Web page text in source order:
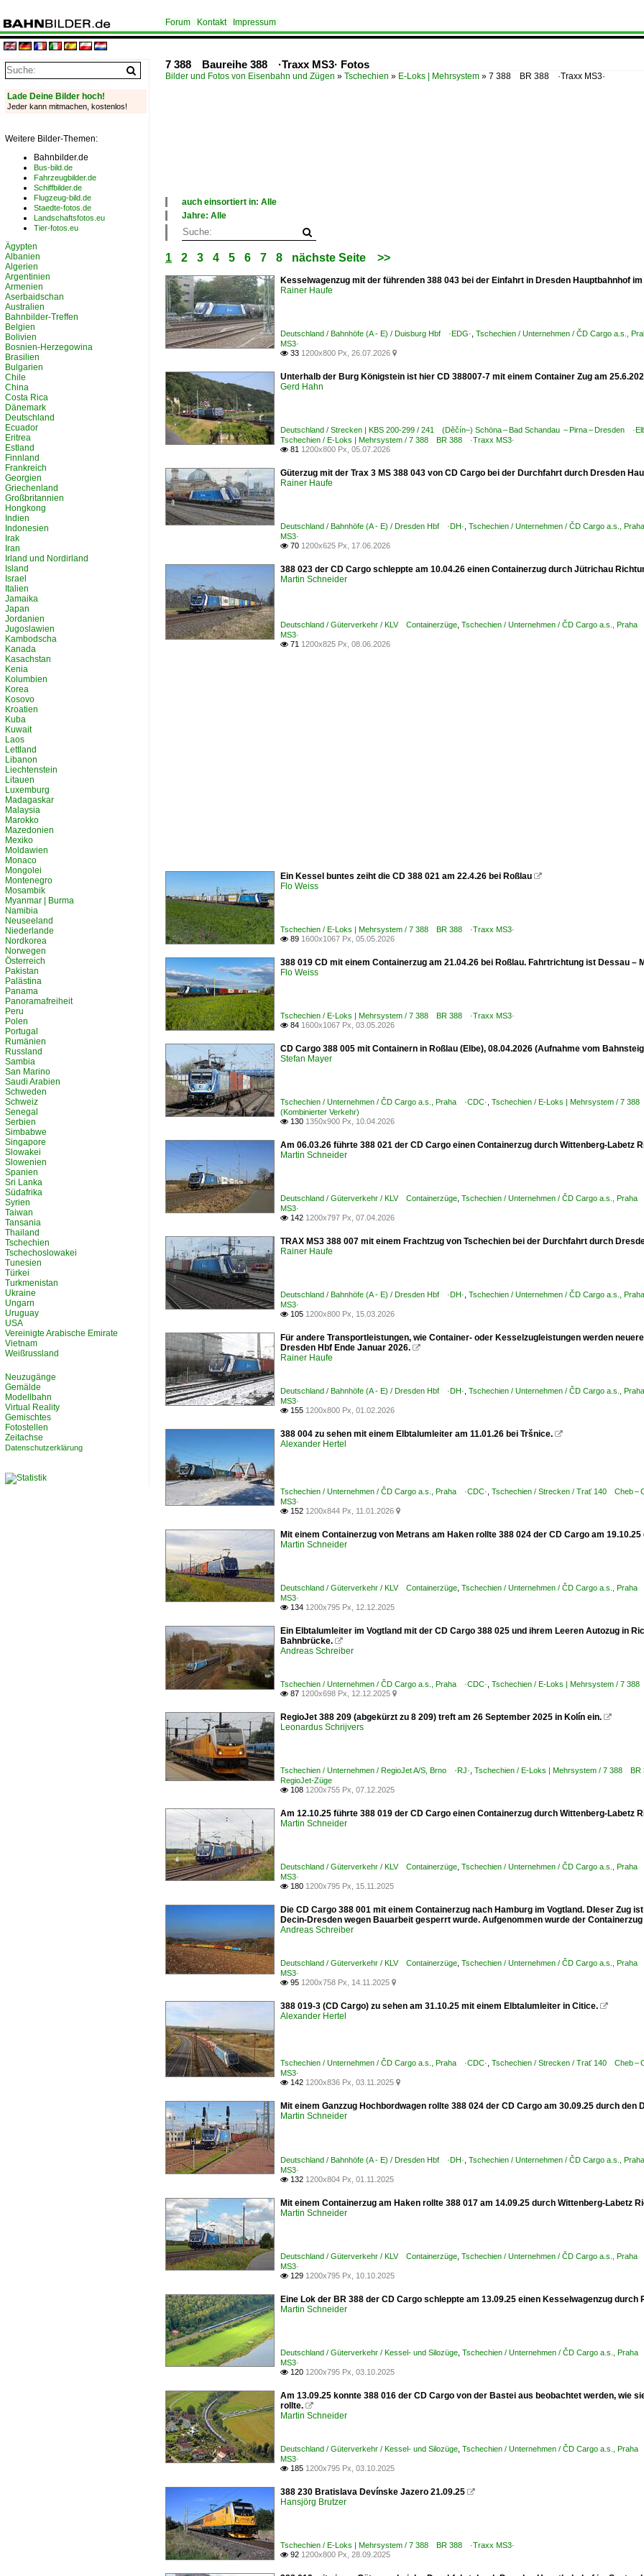
Forum Kontakt Impressum
7 388 Baureihe 388 ·Traxx MS3· Fotos
Bilder und Fotos von Eisenbahn und Zügen » Tschechien » E-Loks | Mehrsystem » 7 388 BR 388 ·Traxx MS3·
auch einsortiert in: Alle
Deutschland
Tschechien
Jahre: Alle
Alle Jahre
1 2 3 4 5 6 7 8 nächste Seite >>
Kesselwagenzug mit der führenden 388 043 bei der Einfahrt in Dresden Hauptbahnhof
Rainer Haufe
Deutschland / Bahnhöfe (A - E) / Duisburg Hbf ·EDG· Tschechien / Unternehmen / ČD Cargo a.s.,
MS3·
 33 1200x800 Px, 26.07.2026 
Unterhalb der Burg Königstein ist hier CD 388007-7 mit einem Container Zug am
Gerd Hahn
Deutschland / Strecken | KBS 200-299 / 241 (Děčín–) Schöna – Bad Schandau – Pirna – Dresden
Tschechien / E-Loks | Mehrsystem / 7 388 BR 388 ·Traxx MS3·
 81 1200x800 Px, 05.07.2026
Güterzug mit der Trax 3 MS 388 043 von CD Cargo bei der Durchfahrt durch Dresden
Rainer Haufe
Deutschland / Bahnhöfe (A - E) / Dresden Hbf ·DH· Tschechien / Unternehmen / ČD Cargo a.s.,
MS3·
 70 1200x625 Px, 17.06.2026
388 023 der CD Cargo schleppte am 10.04.26 einen Containerzug durch Jütrichau
Martin Schneider
Deutschland / Güterverkehr / KLV Containerzüge Tschechien / Unternehmen / ČD Cargo a.s., Praha
MS3·
 71 1200x825 Px, 08.06.2026
Ein Kessel buntes zeiht die CD 388 021 am 22.4.26 bei Roßlau 
Flo Weiss
Tschechien / E-Loks | Mehrsystem / 7 388 BR 388 ·Traxx MS3·
 89 1600x1067 Px, 05.05.2026
388 019 CD mit einem Containerzug am 21.04.26 bei Roßlau. Fahrtrichtung ist Dessau –
Flo Weiss
Tschechien / E-Loks | Mehrsystem / 7 388 BR 388 ·Traxx MS3·
 84 1600x1067 Px, 03.05.2026
CD Cargo 388 005 mit Containern in Roßlau (Elbe), 08.04.2026 (Aufnahme vom
Stefan Mayer
Tschechien / Unternehmen / ČD Cargo a.s., Praha ·CDC· Tschechien / E-Loks | Mehrsystem / 7
(Kombinierter Verkehr)
 130 1350x900 Px, 10.04.2026
Am 06.03.26 führte 388 021 der CD Cargo einen Containerzug durch Wittenberg-Labetz
Martin Schneider
Deutschland / Güterverkehr / KLV Containerzüge Tschechien / Unternehmen / ČD Cargo a.s., Praha
MS3·
 142 1200x797 Px, 07.04.2026
TRAX MS3 388 007 mit einem Frachtzug von Tschechien bei der Durchfahrt durch
Rainer Haufe
Deutschland / Bahnhöfe (A - E) / Dresden Hbf ·DH· Tschechien / Unternehmen / ČD Cargo a.s.,
MS3·
 105 1200x800 Px, 15.03.2026
Für andere Transportleistungen, wie Container- oder Kesselzugleistungen werden
Dresden Hbf Ende Januar 2026. 
Rainer Haufe
Deutschland / Bahnhöfe (A - E) / Dresden Hbf ·DH· Tschechien / Unternehmen / ČD Cargo a.s.,
MS3·
 155 1200x800 Px, 01.02.2026
388 004 zu sehen mit einem Elbtalumleiter am 11.01.26 bei Tršnice. 
Alexander Hertel
Tschechien / Unternehmen / ČD Cargo a.s., Praha ·CDC· Tschechien / Strecken / Trať 140 Cheb –
MS3·
 152 1200x844 Px, 11.01.2026 
Mit einem Containerzug von Metrans am Haken rollte 388 024 der CD Cargo am
Martin Schneider
Deutschland / Güterverkehr / KLV Containerzüge Tschechien / Unternehmen / ČD Cargo a.s., Praha
MS3·
 134 1200x795 Px, 12.12.2025
Ein Elbtalumleiter im Vogtland mit der CD Cargo 388 025 und ihrem Leeren Autozug in
Bahnbrücke. 
Andreas Schreiber
Tschechien / Unternehmen / ČD Cargo a.s., Praha ·CDC· Tschechien / E-Loks | Mehrsystem / 7
 87 1200x698 Px, 12.12.2025 
RegioJet 388 209 (abgekürzt zu 8 209) treft am 26 September 2025 in Kolín ein. 
Leonardus Schrijvers
Tschechien / Unternehmen / RegioJet A/S, Brno ·RJ· Tschechien / E-Loks | Mehrsystem / 7 388 BR
RegioJet-Züge
 108 1200x755 Px, 07.12.2025
Am 12.10.25 führte 388 019 der CD Cargo einen Containerzug durch Wittenberg-Labetz
Martin Schneider
Deutschland / Güterverkehr / KLV Containerzüge Tschechien / Unternehmen / ČD Cargo a.s., Praha
MS3·
 180 1200x795 Px, 15.11.2025
Die CD Cargo 388 001 mit einem Containerzug nach Hamburg im Vogtland. DIeser Zug
Decin-Dresden wegen Bauarbeit gesperrt wurde. Aufgenommen wurde der
Andreas Schreiber
Deutschland / Güterverkehr / KLV Containerzüge Tschechien / Unternehmen / ČD Cargo a.s., Praha
MS3·
 95 1200x758 Px, 14.11.2025 
388 019-3 (CD Cargo) zu sehen am 31.10.25 mit einem Elbtalumleiter in Citice. 
Alexander Hertel
Tschechien / Unternehmen / ČD Cargo a.s., Praha ·CDC· Tschechien / Strecken / Trať 140 Cheb –
MS3·
 142 1200x836 Px, 03.11.2025 
Mit einem Ganzzug Hochbordwagen rollte 388 024 der CD Cargo am 30.09.25 durch den
Martin Schneider
Deutschland / Bahnhöfe (A - E) / Dresden Hbf ·DH· Tschechien / Unternehmen / ČD Cargo a.s.,
MS3·
 132 1200x804 Px, 01.11.2025
Mit einem Containerzug am Haken rollte 388 017 am 14.09.25 durch Wittenberg-Labetz
Martin Schneider
Deutschland / Güterverkehr / KLV Containerzüge Tschechien / Unternehmen / ČD Cargo a.s., Praha
MS3·
 129 1200x795 Px, 10.10.2025
Eine Lok der BR 388 der CD Cargo schleppte am 13.09.25 einen Kesselwagenzug
Martin Schneider
Deutschland / Güterverkehr / Kessel- und Silozüge Tschechien / Unternehmen / ČD Cargo a.s., Praha
MS3·
 120 1200x795 Px, 03.10.2025
Am 13.09.25 konnte 388 016 der CD Cargo von der Bastei aus beobachtet werden, wie
rollte. 
Martin Schneider
Deutschland / Güterverkehr / Kessel- und Silozüge Tschechien / Unternehmen / ČD Cargo a.s., Praha
MS3·
 185 1200x795 Px, 03.10.2025
388 230 Bratislava Devínske Jazero 21.09.25 
Hansjörg Brutzer
Tschechien / E-Loks | Mehrsystem / 7 388 BR 388 ·Traxx MS3·
 92 1200x800 Px, 28.09.2025
Lade Deine Bilder hoch!
Jeder kann mitmachen, kostenlos!
Weitere Bilder-Themen:
Bahnbilder.de
Bus-bild.de
Fahrzeugbilder.de
Schiffbilder.de
Flugzeug-bild.de
Staedte-fotos.de
Landschaftsfotos.eu
Tier-fotos.eu
Ägypten
Albanien
Algerien
Argentinien
Armenien
Aserbaidschan
Australien
Bahnbilder-Treffen
Belgien
Bolivien
Bosnien-Herzegowina
Brasilien
Bulgarien
Chile
China
Costa Rica
Dänemark
Deutschland
Ecuador
Eritrea
Estland
Finnland
Frankreich
Georgien
Griechenland
Großbritannien
Hongkong
Indien
Indonesien
Irak
Iran
Irland und Nordirland
Island
Israel
Italien
Jamaika
Japan
Jordanien
Jugoslawien
Kambodscha
Kanada
Kasachstan
Kenia
Kolumbien
Korea
Kosovo
Kroatien
Kuba
Kuwait
Laos
Lettland
Libanon
Liechtenstein
Litauen
Luxemburg
Madagaskar
Malaysia
Marokko
Mazedonien
Mexiko
Moldawien
Monaco
Mongolei
Montenegro
Mosambik
Myanmar | Burma
Namibia
Neuseeland
Niederlande
Nordkorea
Norwegen
Österreich
Pakistan
Palästina
Panama
Panoramafreiheit
Peru
Polen
Portugal
Rumänien
Russland
Sambia
San Marino
Saudi Arabien
Schweden
Schweiz
Senegal
Serbien
Simbabwe
Singapore
Slowakei
Slowenien
Spanien
Sri Lanka
Südafrika
Syrien
Taiwan
Tansania
Thailand
Tschechien
Tschechoslowakei
Tunesien
Türkei
Turkmenistan
Ukraine
Ungarn
Uruguay
USA
Vereinigte Arabische Emirate
Vietnam
Weißrussland
Neuzugänge
Gemälde
Modellbahn
Virtual Reality
Gemischtes
Fotostellen
Zeitachse
Datenschutzerklärung